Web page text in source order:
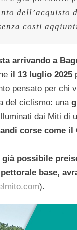
dell’acquisto
costi
arrivando a
il 13 luglio 2025
pensato per chi
del ciclismo: una
dai Miti di
corse come
già possibile
base,
).